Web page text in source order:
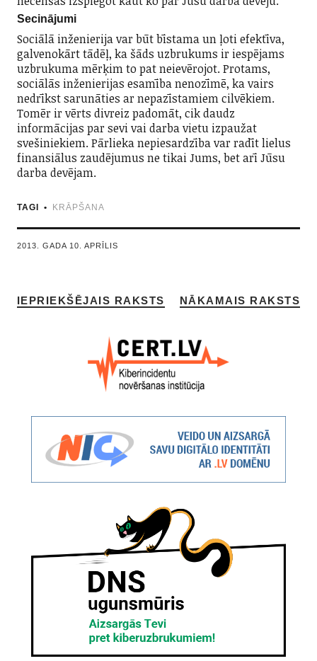
Secinājumi
Sociālā inženierija var būt bīstama un ļoti efektīva,
galvenokārt tādēļ, ka šāds uzbrukums ir iespējams
uzbrukuma mērķim to pat neievērojot. Protams,
sociālās inženierijas esamība nenozīmē, ka vairs
nedrīkst sarunāties ar nepazīstamiem cilvēkiem.
Tomēr ir vērts divreiz padomāt, cik daudz
informācijas par sevi vai darba vietu izpaužat
svešiniekiem. Pārlieka nepiesardzība var radīt lielus
finansiālus zaudējumus ne tikai Jums, bet arī Jūsu
darba devējam.
TAGI KRĀPŠANA
2013. GADA 10. APRĪLIS
IEPRIEKŠĒJAIS RAKSTS NĀKAMAIS RAKSTS